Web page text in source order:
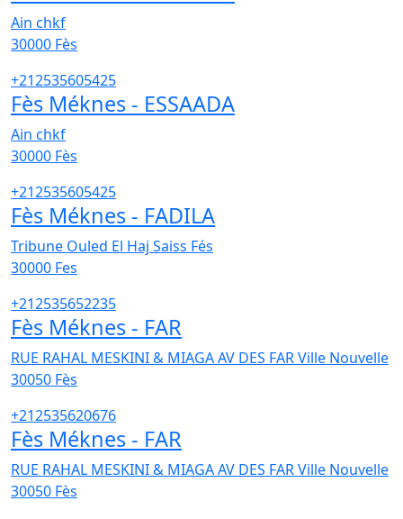
Ain chkf
30000 Fès
+212535605425
Fès Méknes - ESSAADA
Ain chkf
30000 Fès
+212535605425
Fès Méknes - FADILA
Tribune Ouled El Haj Saiss Fés
30000 Fes
+212535652235
Fès Méknes - FAR
RUE RAHAL MESKINI & MIAGA AV DES FAR Ville Nouvelle
30050 Fès
+212535620676
Fès Méknes - FAR
RUE RAHAL MESKINI & MIAGA AV DES FAR Ville Nouvelle
30050 Fès